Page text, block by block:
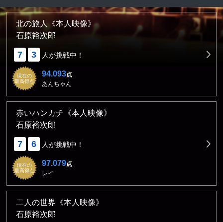
北の旅人《本人映像》
石原裕次郎
7 3 人が挑戦中！
現在の
最高得点
94.093点
あんちゃん
赤いハンカチ《本人映像》
石原裕次郎
7 6 人が挑戦中！
現在の
最高得点
97.079点
レイ
二人の世界《本人映像》
石原裕次郎